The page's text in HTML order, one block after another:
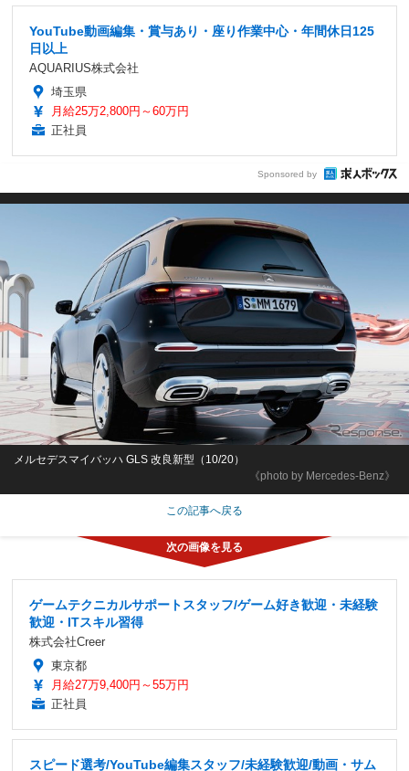
YouTube動画編集・賞与あり・座り作業中心・年間休日125
日以上
AQUARIUS株式会社
埼玉県
月給25万2,800円～60万円
正社員
Sponsored by
《photo by Mercedes-Benz》
メルセデスマイバッハ GLS 改良新型（10/20）
この記事へ戻る
ゲームテクニカルサポートスタッフ/ゲーム好き歓迎・未経験
歓迎・ITスキル習得
株式会社Creer
東京都
月給27万9,400円～55万円
正社員
スピード選考/YouTube編集スタッフ/未経験歓迎/動画・サム